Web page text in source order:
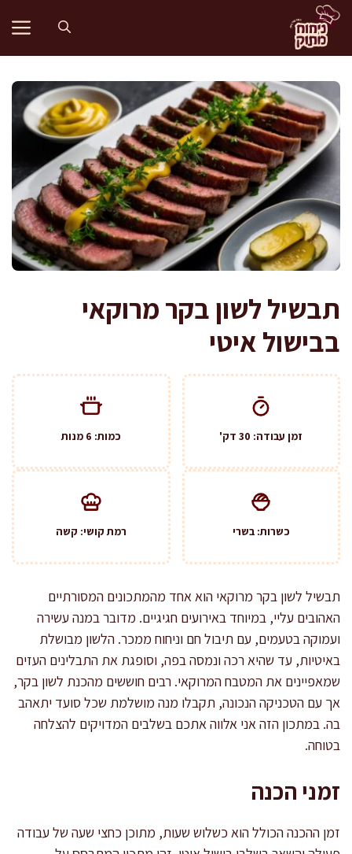
לדלג
לתוכן
תבשיל לשון בקר מרוקאי
בבישול איטי
זמן עבודה: 30 דק' כמות: 6 מנות
כשרות: בשרי רמת קושי: קשה
תבשיל לשון בקר מרוקאי הוא אחד מהמתכונים המסורתיים
האהובים עליי, במיוחד באירועים חגיגיים. מדובר במנה עשירה
ועמוקה בטעמים, עם תיבול חם וניחוח ממכר. הלשון מבושלת
באיטיות, עד שהיא רכה ונמסה בפה, וסופגת את התבלינים העזים
שמאפיינים את המטבח המרוקאי. רבים חוששים מהכנת לשון בקר,
אך עם הטכניקה הנכונה, תקבלו מנה מושלמת שכל סועד יתאהב
בה. במתכון הזה אני אלווה אתכם בשלבים המדויקים להצלחה
בטוחה.
זמני הכנה
זמן ההכנה הכולל הוא כשלוש שעות, מתוכן כחצי שעה של עבודה